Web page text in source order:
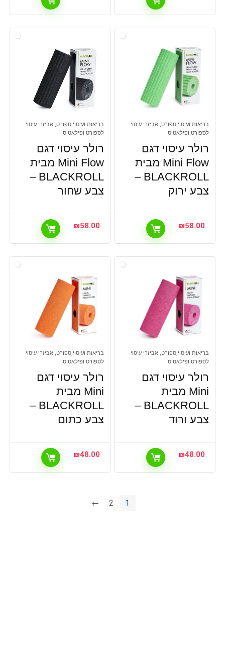
בריאות ועיסוי,ספורט, אביזרי עיסוי
לספורט ופילאטיס
רולר עיסוי דגם
Mini Flow מבית
BLACKROLL –
צבע ירוק
₪58.00
בריאות ועיסוי,ספורט, אביזרי עיסוי
לספורט ופילאטיס
רולר עיסוי דגם
Mini Flow מבית
BLACKROLL –
צבע שחור
₪58.00
בריאות ועיסוי,ספורט, אביזרי עיסוי
לספורט ופילאטיס
רולר עיסוי דגם
Mini מבית
BLACKROLL –
צבע ורוד
₪48.00
בריאות ועיסוי,ספורט, אביזרי עיסוי
לספורט ופילאטיס
רולר עיסוי דגם
Mini מבית
BLACKROLL –
צבע כתום
₪48.00
1
2
←